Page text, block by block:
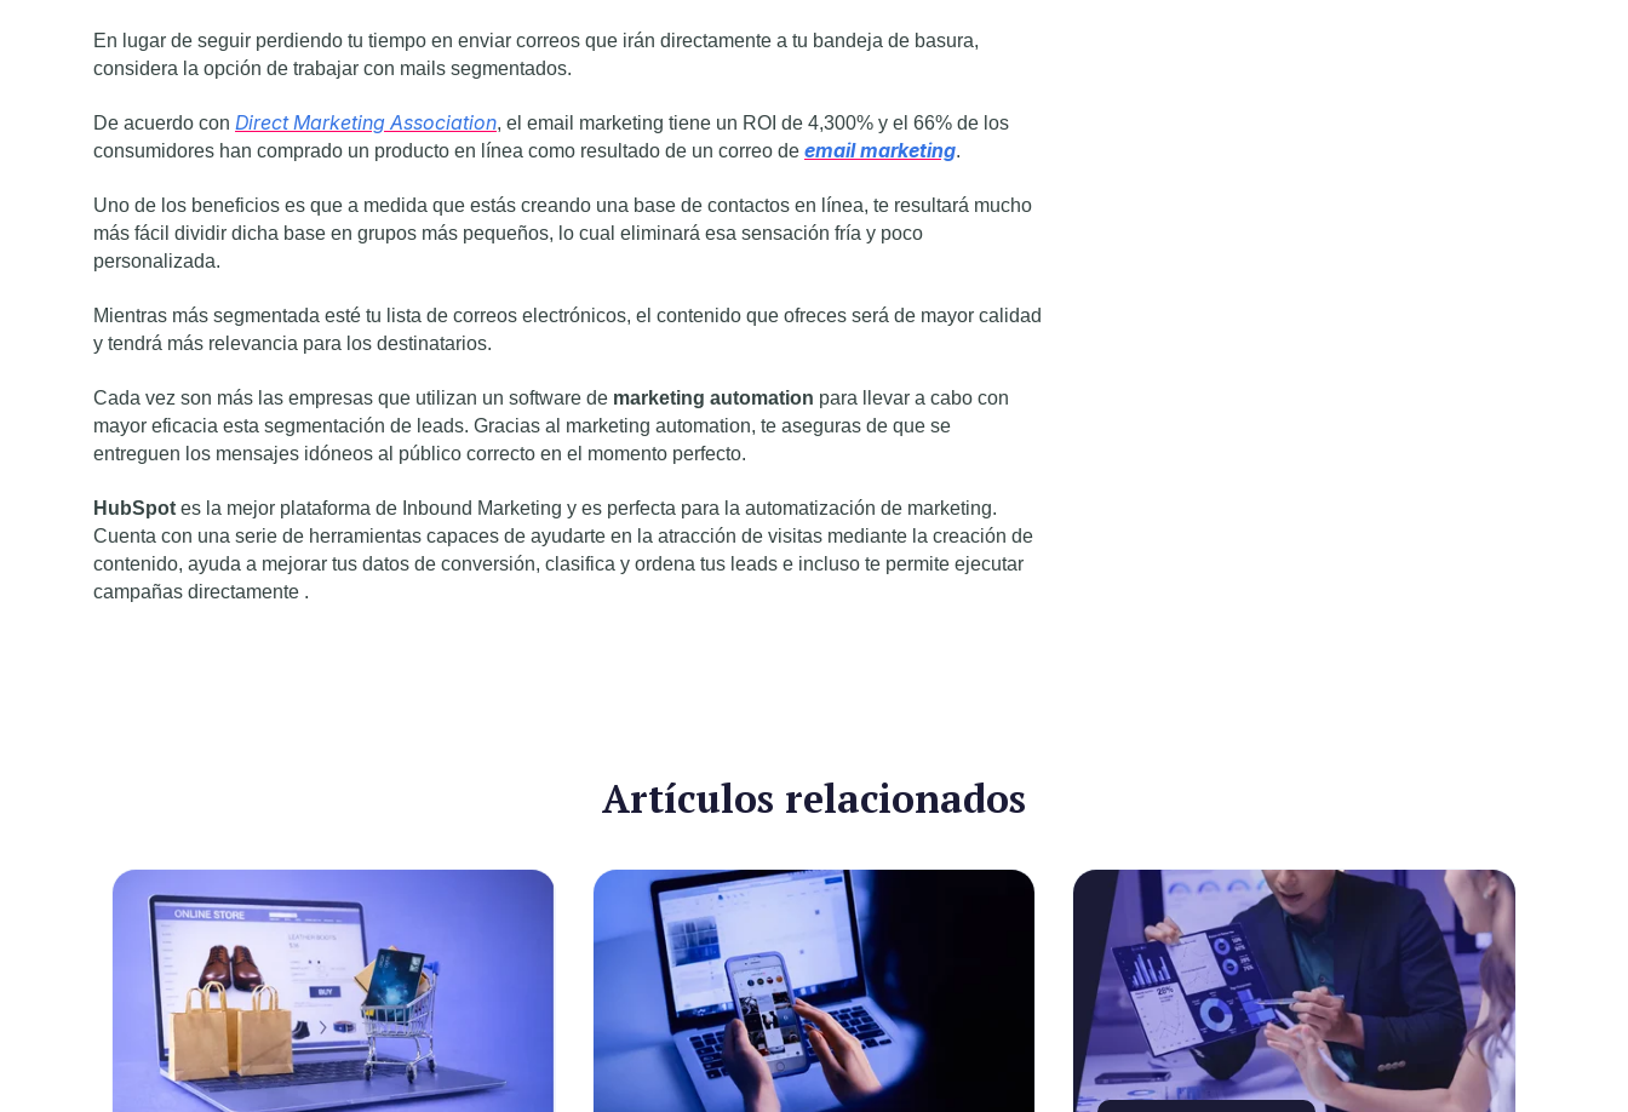
En lugar de seguir perdiendo tu tiempo en enviar correos que irán directamente a tu bandeja de basura,
considera la opción de trabajar con mails segmentados.
De acuerdo con Direct Marketing Association, el email marketing tiene un ROI de 4,300% y el 66% de los
consumidores han comprado un producto en línea como resultado de un correo de email marketing.
Uno de los beneficios es que a medida que estás creando una base de contactos en línea, te resultará mucho
más fácil dividir dicha base en grupos más pequeños, lo cual eliminará esa sensación fría y poco
personalizada.
Mientras más segmentada esté tu lista de correos electrónicos, el contenido que ofreces será de mayor calidad
y tendrá más relevancia para los destinatarios.
Cada vez son más las empresas que utilizan un software de marketing automation para llevar a cabo con
mayor eficacia esta segmentación de leads. Gracias al marketing automation, te aseguras de que se
entreguen los mensajes idóneos al público correcto en el momento perfecto.
HubSpot es la mejor plataforma de Inbound Marketing y es perfecta para la automatización de marketing.
Cuenta con una serie de herramientas capaces de ayudarte en la atracción de visitas mediante la creación de
contenido, ayuda a mejorar tus datos de conversión, clasifica y ordena tus leads e incluso te permite ejecutar
campañas directamente .
Artículos relacionados